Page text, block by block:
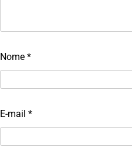
Nome *
E-mail *